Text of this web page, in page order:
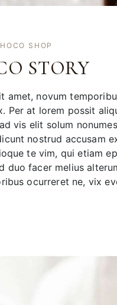
SHOP
STORY
amet, novum
Per at lorem possit
vis elit solum
nostrud accusam
te vim, qui etiam
duo facer melius
ocurreret ne, vix